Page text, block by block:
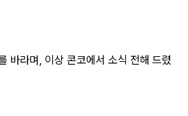
바라며, 이상 콘코에서 소식 전해 드렸